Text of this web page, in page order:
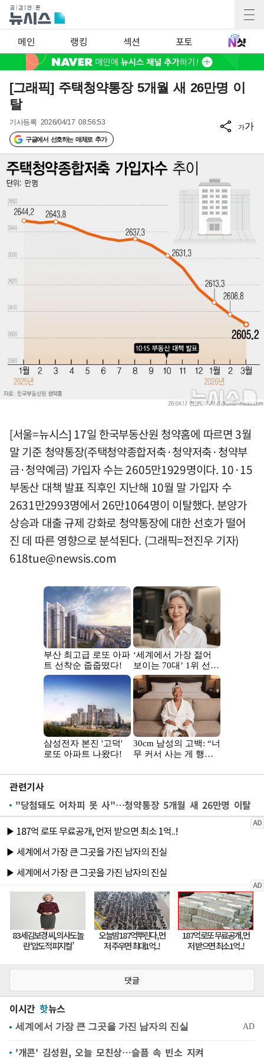
메인 랭킹 섹션 포토
[그래픽] 주택청약통장 5개월 새 26만명 이
탈
기사등록 2026/04/17 08:56:53
구글에서 선호하는 매체로 추가
가가
[서울=뉴시스] 17일 한국부동산원 청약홈에 따르면 3월
말 기준 청약통장(주택청약종합저축·청약저축·청약부
금·청약예금) 가입자 수는 2605만1929명이다. 10·15
부동산 대책 발표 직후인 지난해 10월 말 가입자 수
2631만2993명에서 26만1064명이 이탈했다. 분양가
상승과 대출 규제 강화로 청약통장에 대한 선호가 떨어
진 데 따른 영향으로 분석된다. (그래픽=전진우 기자)
618tue@newsis.com
관련기사
"당첨돼도 어차피 못 사"…청약통장 5개월 새 26만명 이탈
댓글
이시간 핫뉴스
'개콘' 김성원, 오늘 모친상…슬픔 속 빈소 지켜